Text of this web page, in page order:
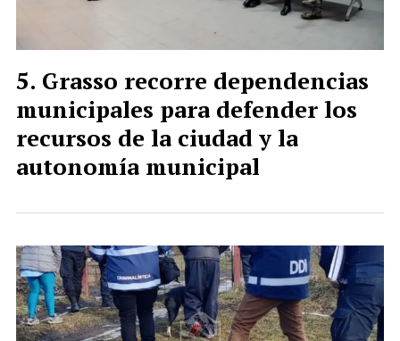
Grasso recorre dependencias
municipales para defender los
recursos de la ciudad y la
autonomía municipal